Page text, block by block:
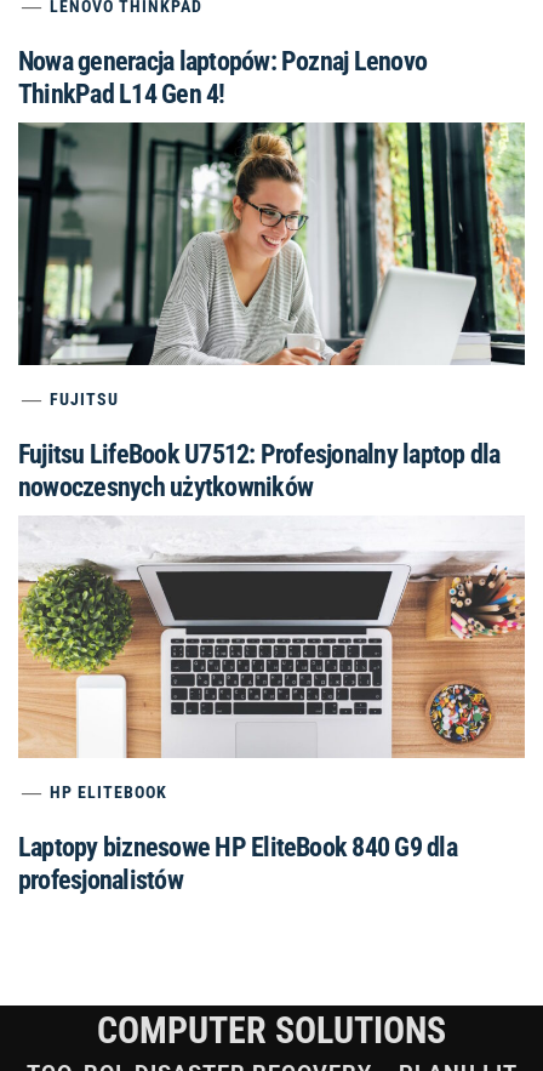
FUJITSU
Fujitsu LifeBook U7512: Profesjonalny laptop dla
nowoczesnych użytkowników
HP ELITEBOOK
Laptopy biznesowe HP EliteBook 840 G9 dla
profesjonalistów